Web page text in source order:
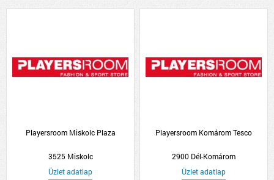
Playersroom Miskolc Plaza
3525 Miskolc
Üzlet adatlap
Playersroom Komárom Tesco
2900 Dél-Komárom
Üzlet adatlap